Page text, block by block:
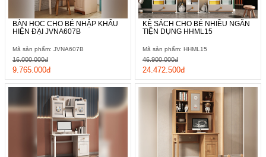
BÀN HỌC CHO BÉ NHẬP KHẨU
HIỆN ĐẠI JVNA607B
Mã sản phẩm: JVNA607B
9.765.000đ
16.000.000đ
KỆ SÁCH CHO BÉ NHIỀU NGĂN
TIỆN DỤNG HHML15
Mã sản phẩm: HHML15
24.472.500đ
46.900.000đ